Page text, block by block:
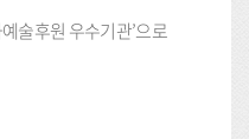
술후원 우수기관’으로